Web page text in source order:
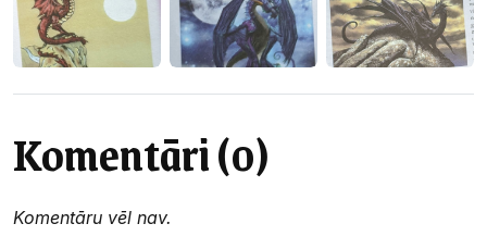
Komentāri (0)
Komentāru vēl nav.